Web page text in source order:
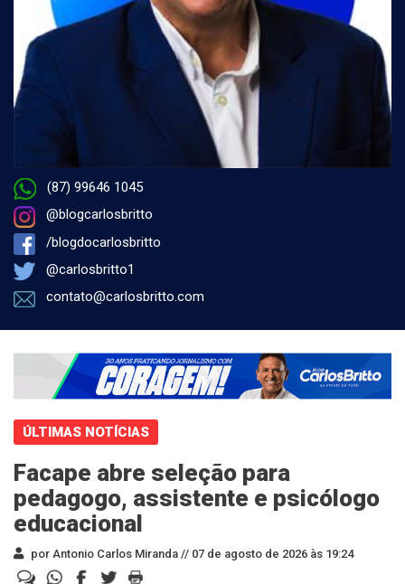
(87) 99646 1045
@blogcarlosbritto
/blogdocarlosbritto
@carlosbritto1
contato@carlosbritto.com
ÚLTIMAS NOTÍCIAS
Facape abre seleção para
pedagogo, assistente e psicólogo
educacional
por Antonio Carlos Miranda // 07 de agosto de 2026 às 19:24